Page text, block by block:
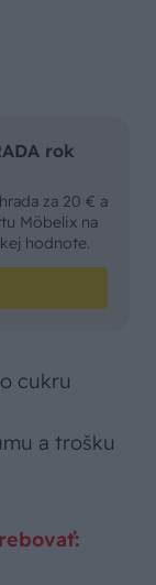
rok
za 20 € a
Möbelix na
hodnote.
cukru
a trošku